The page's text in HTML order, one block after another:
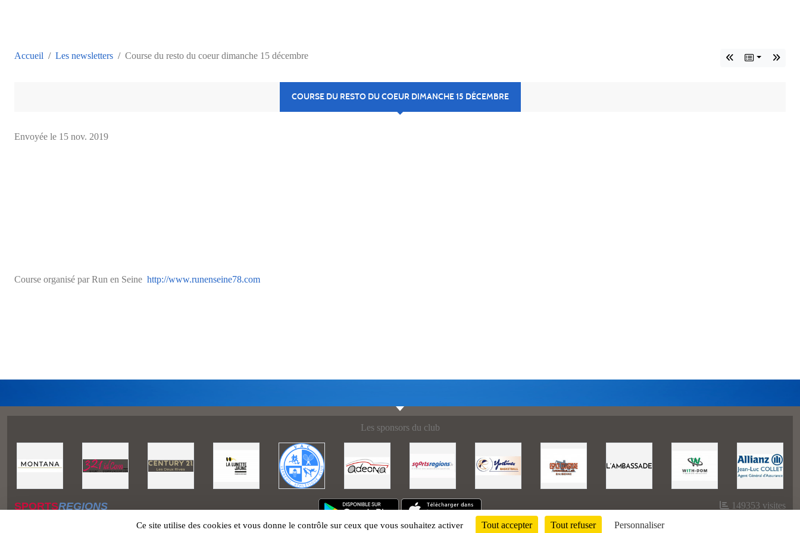
Accueil Les newsletters Course du resto du coeur dimanche 15 décembre
COURSE DU RESTO DU COEUR DIMANCHE 15 DÉCEMBRE
Envoyée le 15 nov. 2019
Course organisé par Run en Seine http://www.runenseine78.com
Les sponsors du club
SPORTSREGIONS 149353 visites
Ce site utilise des cookies et vous donne le contrôle sur ceux que vous souhaitez activer Tout accepter Tout refuser Personnaliser